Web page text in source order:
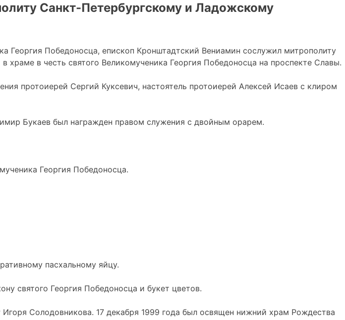
Санкт-Петербургскому и Ладожскому
Георгия Победоносца, епископ Кронштадтский Вениамин сослужил митрополиту
в честь святого Великомученика Георгия Победоносца на проспекте Славы.
протоиерей Сергий Куксевич, настоятель протоиерей Алексей Исаев с клиром
Букаев был награжден правом служения с двойным орарем.
Георгия Победоносца.
пасхальному яйцу.
святого Георгия Победоносца и букет цветов.
Солодовникова. 17 декабря 1999 года был освящен нижний храм Рождества